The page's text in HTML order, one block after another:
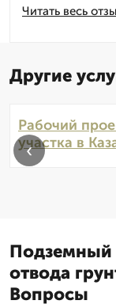
Читать весь
Другие
Рабочий
участка в
‹
Подземный
отвода
Вопросы